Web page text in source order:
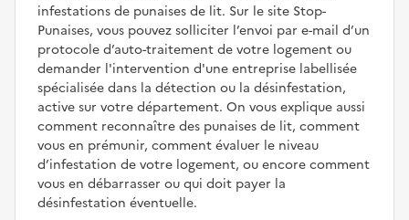
infestations de punaises de lit. Sur le site Stop-
Punaises, vous pouvez solliciter l’envoi par e-mail d’un
protocole d’auto-traitement de votre logement ou
demander l'intervention d'une entreprise labellisée
spécialisée dans la détection ou la désinfestation,
active sur votre département. On vous explique aussi
comment reconnaître des punaises de lit, comment
vous en prémunir, comment évaluer le niveau
d’infestation de votre logement, ou encore comment
vous en débarrasser ou qui doit payer la
désinfestation éventuelle.